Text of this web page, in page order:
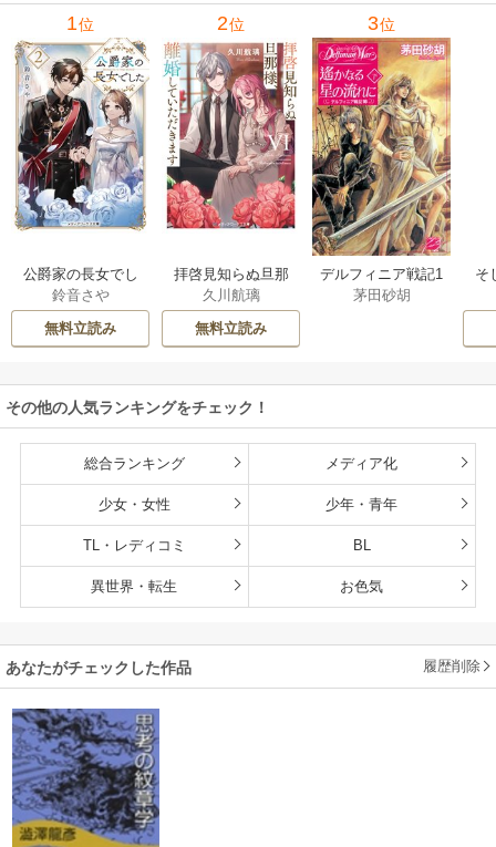
1位
公爵家の長女でし
た
鈴音さや
無料立読み
2位
拝啓見知らぬ旦那
様、離婚していた
だきます
久川航璃
無料立読み
3位
デルフィニア戦記1
茅田砂胡
そ
その他の人気ランキングをチェック！
総合ランキング メディア化
少女・女性 少年・青年
TL・レディコミ BL
異世界・転生 お色気
あなたがチェックした作品 履歴削除